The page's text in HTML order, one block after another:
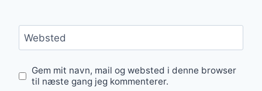
Websted
Gem mit navn, mail og websted i denne browser
til næste gang jeg kommenterer.